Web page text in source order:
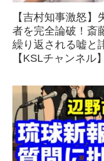
【吉村知事激怒
者を完全論破！斎
繰り返される嘘と
【KSLチャンネル】